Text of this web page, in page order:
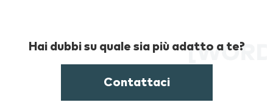
Hai dubbi su quale sia più adatto a te?
Contattaci